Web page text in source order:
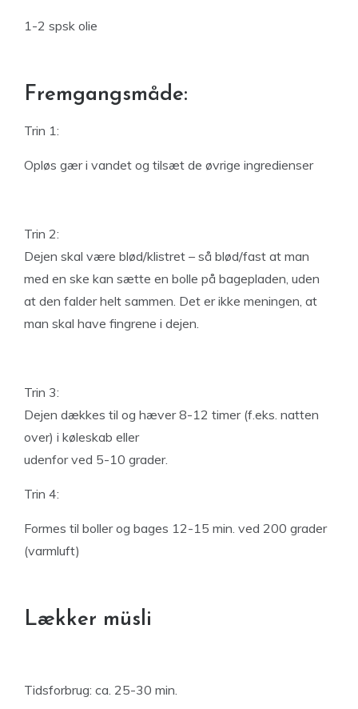
1-2 spsk olie
Fremgangsmåde:
Trin 1:
Opløs gær i vandet og tilsæt de øvrige ingredienser
Trin 2:
Dejen skal være blød/klistret – så blød/fast at man
med en ske kan sætte en bolle på bagepladen, uden
at den falder helt sammen. Det er ikke meningen, at
man skal have fingrene i dejen.
Trin 3:
Dejen dækkes til og hæver 8-12 timer (f.eks. natten
over) i køleskab eller
udenfor ved 5-10 grader.
Trin 4:
Formes til boller og bages 12-15 min. ved 200 grader
(varmluft)
Lækker müsli
Tidsforbrug: ca. 25-30 min.